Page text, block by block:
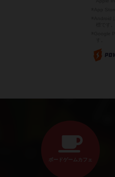
ボードゲームカフェ